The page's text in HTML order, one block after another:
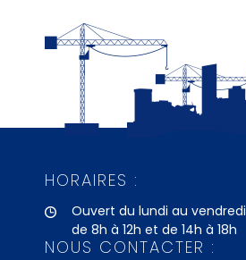
HORAIRES :
Ouvert du lundi au vendredi
de 8h à 12h et de 14h à 18h
NOUS CONTACTER :